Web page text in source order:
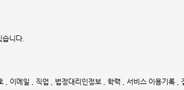
니다.
이메일 , 직업 , 법정대리인정보 , 학력 , 서비스 이용기록 ,